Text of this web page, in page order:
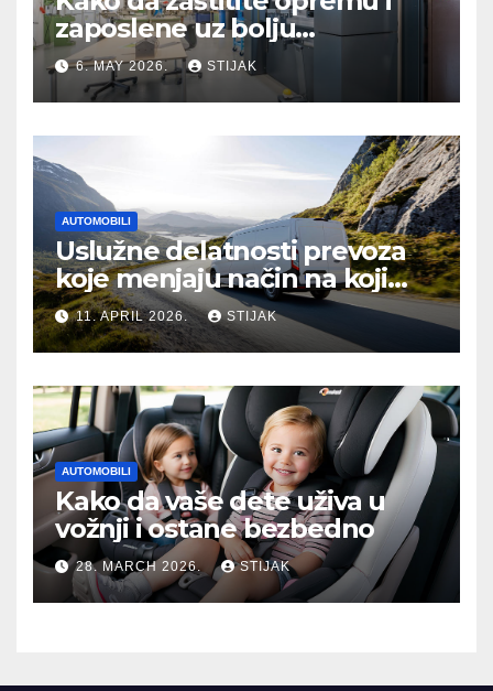
zaposlene uz bolju
organizaciju sistema
6. MAY 2026. STIJAK
AUTOMOBILI
Uslužne delatnosti prevoza
koje menjaju način na koji
putujemo
11. APRIL 2026. STIJAK
AUTOMOBILI
Kako da vaše dete uživa u
vožnji i ostane bezbedno
28. MARCH 2026. STIJAK